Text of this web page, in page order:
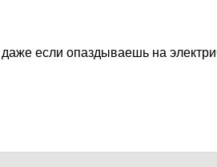
если опаздываешь на